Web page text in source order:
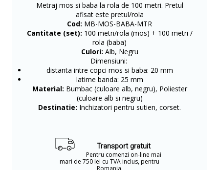
Metraj mos si baba la rola de 100 metri. Pretul
afisat este pretul/rola
Cod: MB-MOS-BABA-MTR
Cantitate (set): 100 metri/rola (mos) + 100 metri /
rola (baba)
Culori: Alb, Negru
Dimensiuni:
distanta intre copci mos si baba: 20 mm
latime banda: 25 mm
Material: Bumbac (culoare alb, negru), Poliester
(culoare alb si negru)
Destinatie: Inchizatori pentru sutien, corset.
Transport gratuit
Pentru comenzi on-line mai
mari de 750 lei cu TVA inclus, pentru
Romania.